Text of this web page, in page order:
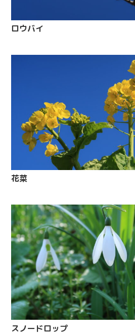
ロウバイ
花菜
スノードロップ